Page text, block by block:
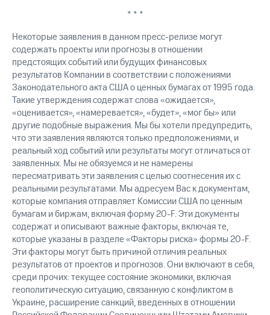
* * *
Некоторые заявления в данном пресс-релизе могут
содержать проекты или прогнозы в отношении
предстоящих событий или будущих финансовых
результатов Компании в соответствии с положениями
Законодательного акта США о ценных бумагах от 1995 года.
Такие утверждения содержат слова «ожидается»,
«оценивается», «намеревается», «будет», «мог бы» или
другие подобные выражения. Мы бы хотели предупредить,
что эти заявления являются только предположениями, и
реальный ход событий или результаты могут отличаться от
заявленных. Мы не обязуемся и не намерены
пересматривать эти заявления с целью соотнесения их с
реальными результатами. Мы адресуем Вас к документам,
которые компания отправляет Комиссии США по ценным
бумагам и биржам, включая форму 20-F. Эти документы
содержат и описывают важные факторы, включая те,
которые указаны в разделе «Факторы риска» формы 20-F.
Эти факторы могут быть причиной отличия реальных
результатов от проектов и прогнозов. Они включают в себя,
среди прочих: текущее состояние экономики, включая
геополитическую ситуацию, связанную с конфликтом в
Украине, расширение санкций, введенных в отношении